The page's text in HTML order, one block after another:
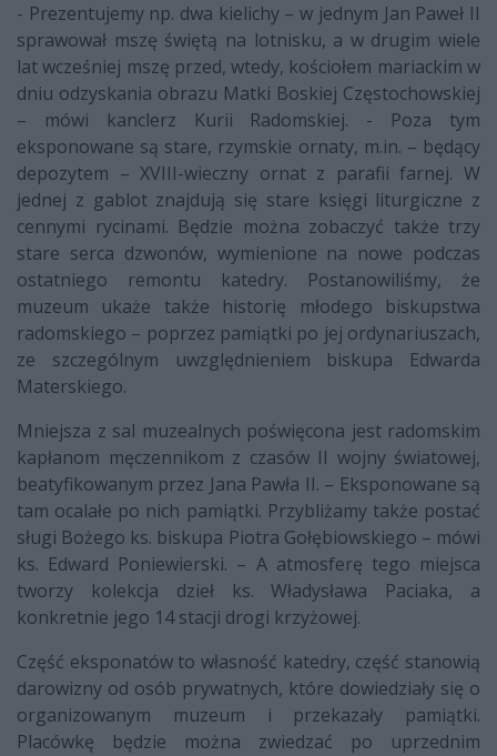
- Prezentujemy np. dwa kielichy – w jednym Jan Paweł II
sprawował mszę świętą na lotnisku, a w drugim wiele
lat wcześniej mszę przed, wtedy, kościołem mariackim w
dniu odzyskania obrazu Matki Boskiej Częstochowskiej
– mówi kanclerz Kurii Radomskiej. - Poza tym
eksponowane są stare, rzymskie ornaty, m.in. – będący
depozytem – XVIII-wieczny ornat z parafii farnej. W
jednej z gablot znajdują się stare księgi liturgiczne z
cennymi rycinami. Będzie można zobaczyć także trzy
stare serca dzwonów, wymienione na nowe podczas
ostatniego remontu katedry. Postanowiliśmy, że
muzeum ukaże także historię młodego biskupstwa
radomskiego – poprzez pamiątki po jej ordynariuszach,
ze szczególnym uwzględnieniem biskupa Edwarda
Materskiego.
Mniejsza z sal muzealnych poświęcona jest radomskim
kapłanom męczennikom z czasów II wojny światowej,
beatyfikowanym przez Jana Pawła II. – Eksponowane są
tam ocalałe po nich pamiątki. Przybliżamy także postać
sługi Bożego ks. biskupa Piotra Gołębiowskiego – mówi
ks. Edward Poniewierski. – A atmosferę tego miejsca
tworzy kolekcja dzieł ks. Władysława Paciaka, a
konkretnie jego 14 stacji drogi krzyżowej.
Część eksponatów to własność katedry, część stanowią
darowizny od osób prywatnych, które dowiedziały się o
organizowanym muzeum i przekazały pamiątki.
Placówkę będzie można zwiedzać po uprzednim